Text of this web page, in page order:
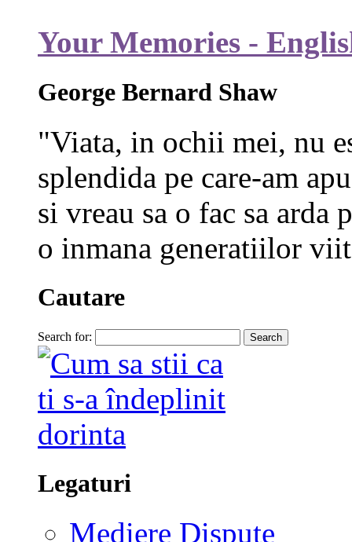
Your Memories -
George Bernard Shaw
"Viata, in ochii mei, nu
splendida pe care-am
si vreau sa o fac sa
o inmana generatiilor
Cautare
Search for:
Legaturi
Mediere Dispute